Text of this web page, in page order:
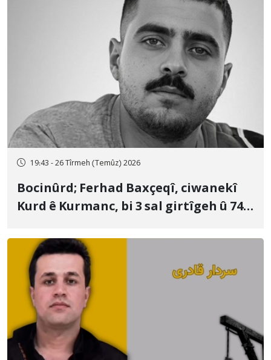
19:43 - 26 Tîrmeh (Temûz) 2026
Bocinûrd; Ferhad Baxçeqî, ciwanekî
Kurd ê Kurmanc, bi 3 sal girtîgeh û 74